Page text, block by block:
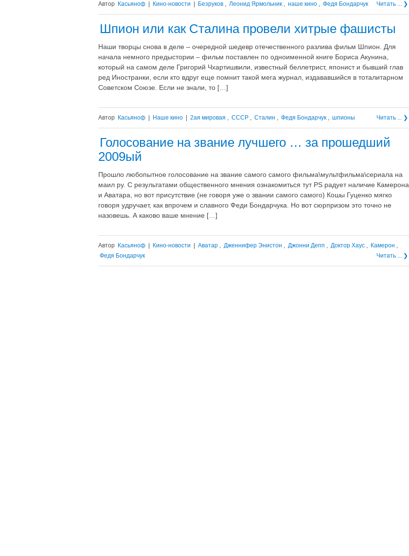
Автор Касьяноф Кино-новости Безруков , Леонид Ярмольник , наше кино , Федя Бондарчук Читать ... ❯
Шпион или как Сталина провели хитрые фашисты
Наши творцы снова в деле – очередной шедевр отечественного разлива фильм Шпион. Для
начала немного предыстории – фильм поставлен по одноименной книге Бориса Акунина,
который на самом деле Григорий Чхартишвили, известный беллетрист, японист и бывший глав
ред Иностранки, если кто вдруг еще помнит такой мега журнал, издававшийся в тоталитарном
Советском Союзе. Если не знали, то […]
Автор Касьяноф Наше кино 2ая мировая , СССР , Сталин , Федя Бондарчук , шпионы Читать ... ❯
Голосование на звание лучшего … за прошедший
2009ый
Прошло любопытное голосование на звание самого самого фильма\мультфильма\сериала на
маил ру. С результатами общественного мнения ознакомиться тут PS радует наличие Камерона
и Аватара, но вот присутствие (не говоря уже о звании самого самого) Кошы Гуценко мягко
говоря удручает, как впрочем и славного Феди Бондарчука. Но вот сюрпризом это точно не
назовешь. А каково ваше мнение […]
Автор Касьяноф Кино-новости Аватар , Дженнифер Энистон , Джонни Депп , Доктор Хаус , Камерон ,
Федя Бондарчук
Читать ... ❯